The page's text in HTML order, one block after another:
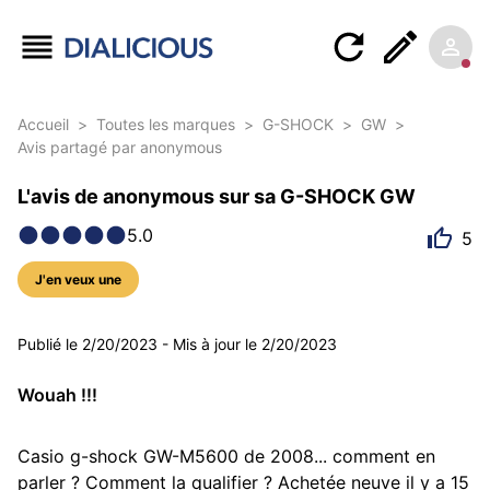
Accueil > Toutes les marques > G-SHOCK > GW >
Avis partagé par anonymous
L'avis de anonymous sur sa G-SHOCK GW
5.0
J'en veux une
5
5 photos
Publié le 2/20/2023 - Mis à jour le 2/20/2023
Wouah !!!
Casio g-shock GW-M5600 de 2008... comment en
parler ? Comment la qualifier ? Achetée neuve il y a 15